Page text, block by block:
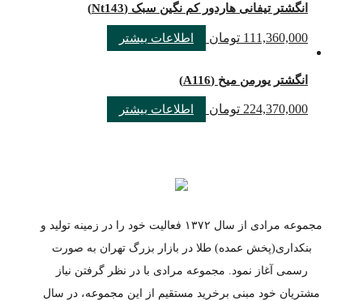
انگشتر تیفانی هاردور کم نگین سبک (Nt143)
111,360,000 تومان اطلاعات بیشتر
انگشتر یورمن میخ (A116)
224,370,000 تومان اطلاعات بیشتر
مجموعه مرادی از سال ۱۳۷۲ فعالیت خود را در زمینه تولید و
بنکداری(پخش عمده) طلا در بازار بزرگ تهران به صورت
رسمی آغاز نمود. مجموعه مرادی با در نظر گرفتن نیاز
مشتریان خود مبنی برخرید مستقیم از این مجموعه، در سال